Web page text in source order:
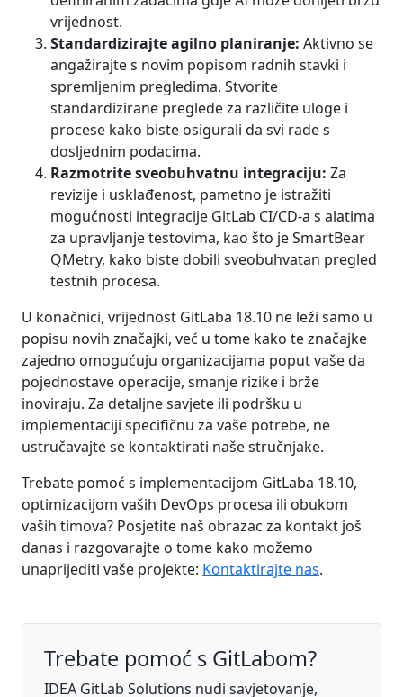
vrijednost.
Standardizirajte agilno planiranje: Aktivno se
angažirajte s novim popisom radnih stavki i
spremljenim pregledima. Stvorite
standardizirane preglede za različite uloge i
procese kako biste osigurali da svi rade s
dosljednim podacima.
Razmotrite sveobuhvatnu integraciju: Za
revizije i usklađenost, pametno je istražiti
mogućnosti integracije GitLab CI/CD-a s alatima
za upravljanje testovima, kao što je SmartBear
QMetry, kako biste dobili sveobuhvatan pregled
testnih procesa.
U konačnici, vrijednost GitLaba 18.10 ne leži samo u
popisu novih značajki, već u tome kako te značajke
zajedno omogućuju organizacijama poput vaše da
pojednostave operacije, smanje rizike i brže
inoviraju. Za detaljne savjete ili podršku u
implementaciji specifičnu za vaše potrebe, ne
ustručavajte se kontaktirati naše stručnjake.
Trebate pomoć s implementacijom GitLaba 18.10,
optimizacijom vaših DevOps procesa ili obukom
vaših timova? Posjetite naš obrazac za kontakt još
danas i razgovarajte o tome kako možemo
unaprijediti vaše projekte: Kontaktirajte nas.
Trebate pomoć s GitLabom?
IDEA GitLab Solutions nudi savjetovanje,